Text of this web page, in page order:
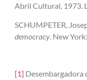
Abril Cultural, 1973.
SCHUMPETER,
democracy . New
[1] Desembargadora